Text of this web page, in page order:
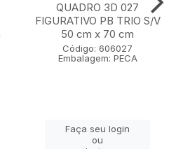
QUADRO 3D 027
FIGURATIVO PB TRIO S/V
50 cm x 70 cm
Código: 606027
Embalagem: PECA
Faça seu login
ou